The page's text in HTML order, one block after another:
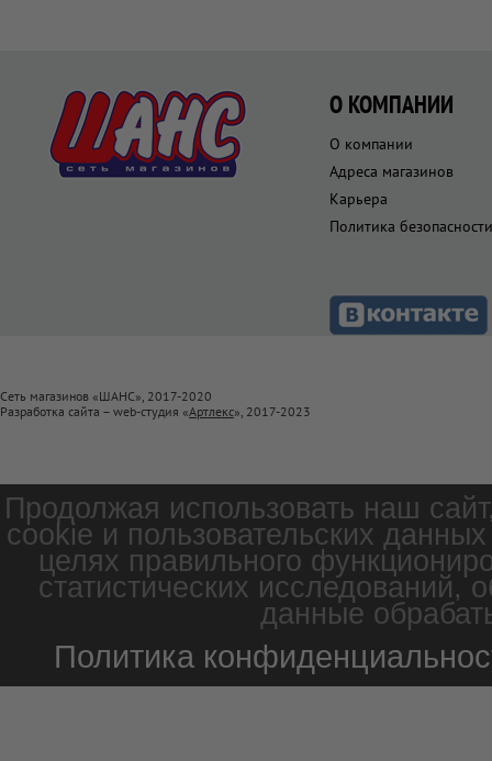
О КОМПАНИИ
О компании
Адреса магазинов
Карьера
Политика безопасности
Сеть магазинов «ШАНС», 2017-2020
Разработка сайта – web-студия «Артлекс», 2017-2023
Продолжая использовать наш
cookie и пользовательских
целях правильного
статистических
данные
Политика